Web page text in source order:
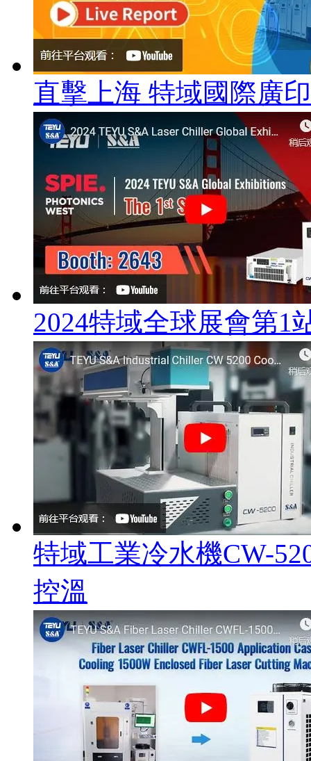
直擊上海 特域國際廣
2024特域全球展會第1
特域工業冷水機CW-
控溫